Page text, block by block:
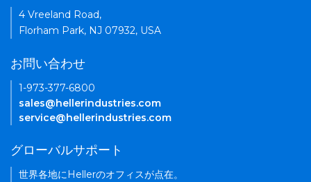
4 Vreeland Road,
Florham Park, NJ 07932, USA
お問い合わせ
1-973-377-6800
sales@hellerindustries.com
service@hellerindustries.com
グローバルサポート
世界各地にHellerのオフィスが点在。